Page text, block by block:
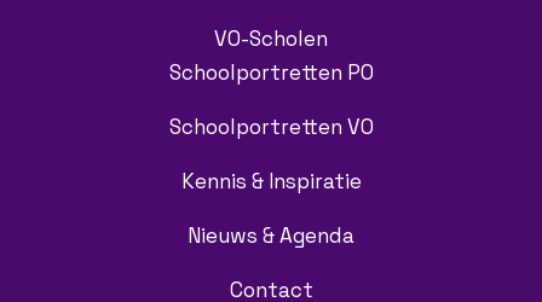
VO-Scholen
Schoolportretten PO
Schoolportretten VO
Kennis & Inspiratie
Nieuws & Agenda
Contact